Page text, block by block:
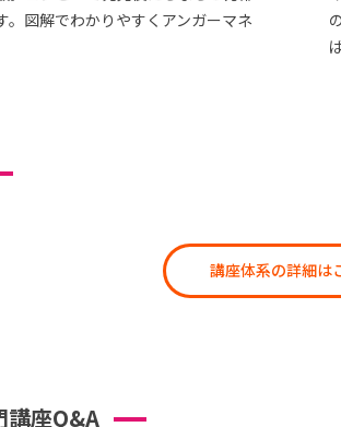
。図解でわかりやすくアンガーマネ
講座体系の詳細は
講座Q&A